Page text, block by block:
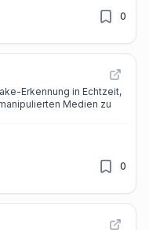
0
Erkennung in Echtzeit,
Medien zu
0